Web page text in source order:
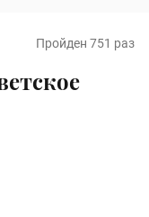
Пройден 751 раз